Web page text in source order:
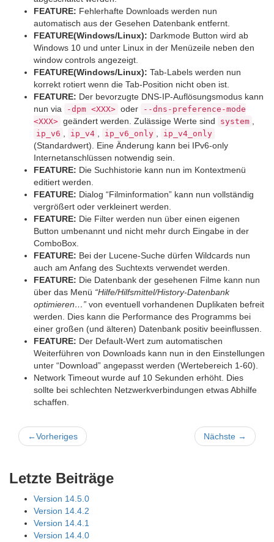
FEATURE: Fehlerhafte Downloads werden nun
automatisch aus der Gesehen Datenbank entfernt.
FEATURE(Windows/Linux): Darkmode Button wird ab
Windows 10 und unter Linux in der Menüzeile neben den
window controls angezeigt.
FEATURE(Windows/Linux): Tab-Labels werden nun
korrekt rotiert wenn die Tab-Position nicht oben ist.
FEATURE: Der bevorzugte DNS-IP-Auflösungsmodus kann
nun via
-dpm <XXX> oder
--dns-preference-mode
<XXX> geändert werden. Zulässige Werte sind system
ip_v6 ip_v4 ip_v6_only ip_v4_only
(Standardwert). Eine Änderung kann bei IPv6-only
Internetanschlüssen notwendig sein.
FEATURE: Die Suchhistorie kann nun im Kontextmenü
editiert werden.
FEATURE: Dialog “Filminformation” kann nun vollständig
vergrößert oder verkleinert werden.
FEATURE: Die Filter werden nun über einen eigenen
Button umbenannt und nicht mehr durch Eingabe in der
ComboBox.
FEATURE: Bei der Lucene-Suche dürfen Wildcards nun
auch am Anfang des Suchtexts verwendet werden.
FEATURE: Die Datenbank der gesehenen Filme kann nun
über das Menü “Hilfe/Hilfsmittel/History-Datenbank
optimieren…” von eventuell vorhandenen Duplikaten befreit
werden. Dies kann die Performance des Programms bei
einer großen (und älteren) Datenbank positiv beeinflussen.
FEATURE: Der Default-Wert zum automatischen
Weiterführen von Downloads kann nun in den Einstellungen
unter “Download” angepasst werden (Wertebereich 1-60).
Network Timeout wurde auf 10 Sekunden erhöht. Dies
sollte bei schlechten Netzwerkverbindungen etwas Abhilfe
schaffen.
←Vorheriges Nächste →
Letzte Beiträge
Version 14.5.0
Version 14.4.2
Version 14.4.1
Version 14.4.0